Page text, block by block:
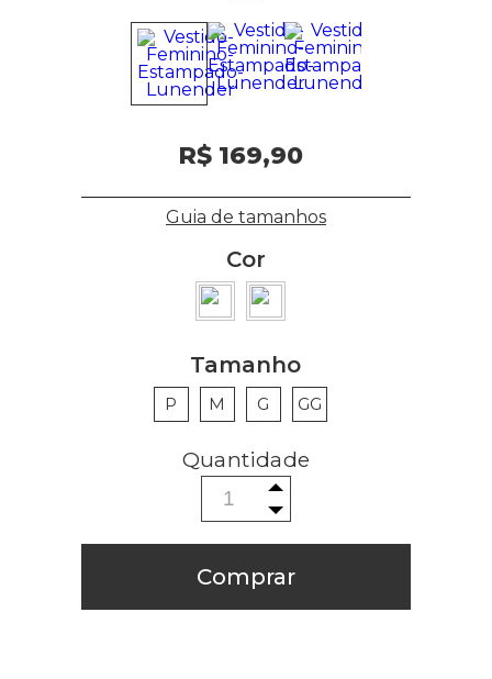
R$ 169,90
Guia de tamanhos
Cor
Tamanho
P M G GG
Comprar